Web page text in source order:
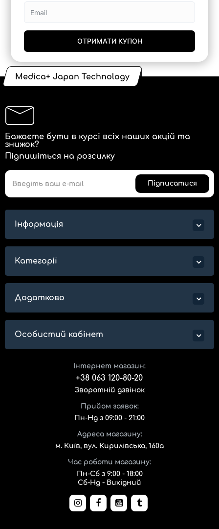
ОТРИМАТИ КУПОН
Medica+ Japan Technology
Бажаєте бути в курсі всіх наших акцій та
знижок?
Підпишіться на розсилку
Підписатися
Інформація
Категорії
Додатково
Особистий кабінет
Інтернет магазин:
+38 063 120-80-20
Зворотній дзвінок
Прийом заявок:
Пн-Нд з 09:00 - 21:00
Адреса магазину:
м. Київ, вул. Кирилівська, 160а
Час роботи магазину:
Пн-Сб з 9:00 - 18:00
Сб-Нд - Вихідний